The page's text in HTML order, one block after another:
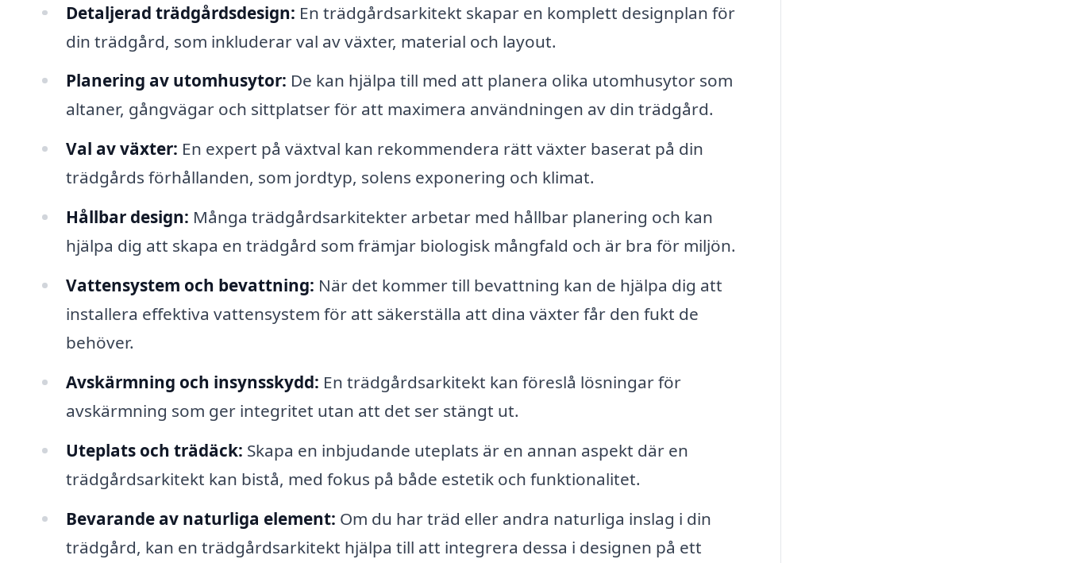
Detaljerad trädgårdsdesign: En trädgårdsarkitekt skapar en komplett designplan för
din trädgård, som inkluderar val av växter, material och layout.
Planering av utomhusytor: De kan hjälpa till med att planera olika utomhusytor som
altaner, gångvägar och sittplatser för att maximera användningen av din trädgård.
Val av växter: En expert på växtval kan rekommendera rätt växter baserat på din
trädgårds förhållanden, som jordtyp, solens exponering och klimat.
Hållbar design: Många trädgårdsarkitekter arbetar med hållbar planering och kan
hjälpa dig att skapa en trädgård som främjar biologisk mångfald och är bra för miljön.
Vattensystem och bevattning: När det kommer till bevattning kan de hjälpa dig att
installera effektiva vattensystem för att säkerställa att dina växter får den fukt de
behöver.
Avskärmning och insynsskydd: En trädgårdsarkitekt kan föreslå lösningar för
avskärmning som ger integritet utan att det ser stängt ut.
Uteplats och trädäck: Skapa en inbjudande uteplats är en annan aspekt där en
trädgårdsarkitekt kan bistå, med fokus på både estetik och funktionalitet.
Bevarande av naturliga element: Om du har träd eller andra naturliga inslag i din
trädgård, kan en trädgårdsarkitekt hjälpa till att integrera dessa i designen på ett